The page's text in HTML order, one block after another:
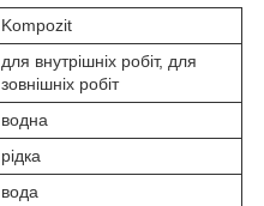
Kompozit
для внутрішніх робіт, для
зовнішніх робіт
водна
рідка
вода